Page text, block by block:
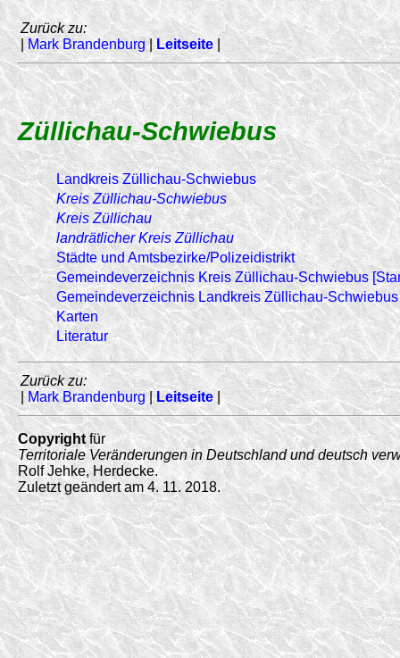
Zurück zu:
| Mark Brandenburg|Leitseite|
Züllichau-Schwiebus
Landkreis Züllichau-Schwiebus
Kreis Züllichau-Schwiebus
Kreis Züllichau
landrätlicher Kreis Züllichau
Städte und Amtsbezirke/Polizeidistrikt
Gemeindeverzeichnis Kreis Züllichau-Schwiebus
Gemeindeverzeichnis Landkreis Züllichau-
Karten
Literatur
Zurück zu:
| Mark Brandenburg |Leitseite |
Copyrightfür
Territoriale Veränderungen in Deutschland und deutsch
Rolf Jehke, Herdecke.
Zuletzt geändert am 4. 11. 2018.